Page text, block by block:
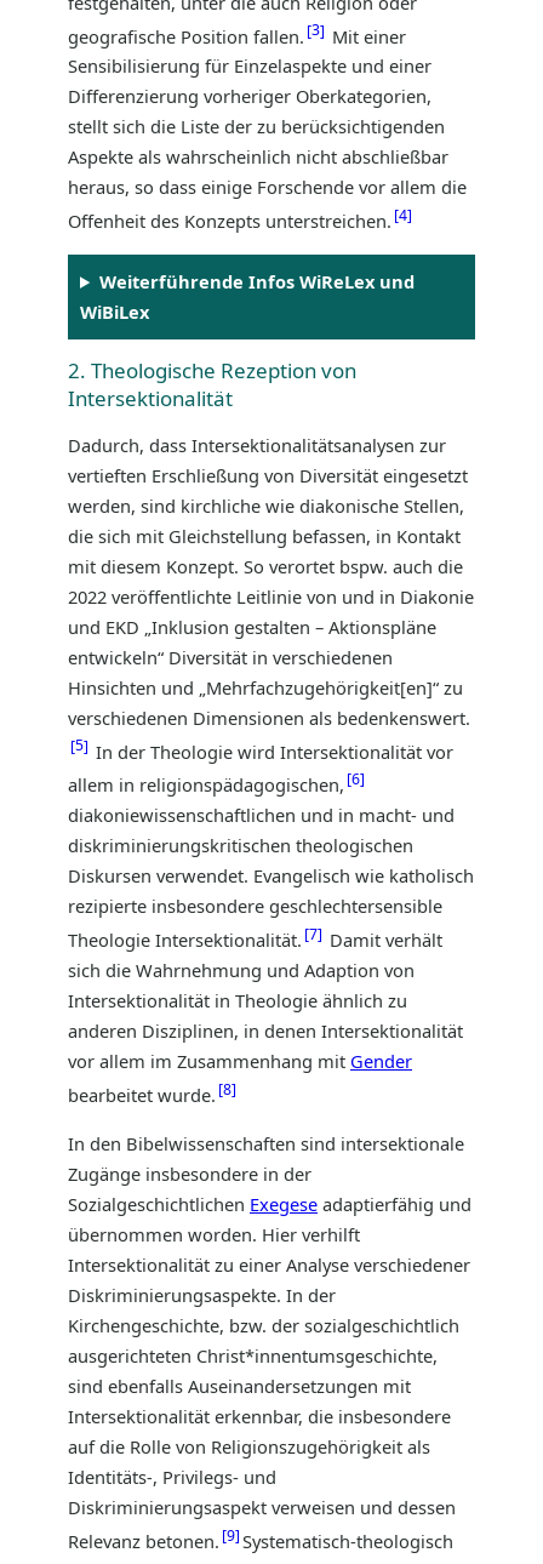
geografische Position fallen. 3
Mit einer
Sensibilisierung für Einzelaspekte und einer
Differenzierung vorheriger Oberkategorien,
stellt sich die Liste der zu berücksichtigenden
Aspekte als wahrscheinlich nicht abschließbar
heraus, so dass einige Forschende vor allem die
Offenheit des Konzepts unterstreichen. 4
Weiterführende Infos WiReLex und
WiBiLex
2. Theologische Rezeption von
Intersektionalität
Dadurch, dass Intersektionalitätsanalysen zur
vertieften Erschließung von Diversität eingesetzt
werden, sind kirchliche wie diakonische Stellen,
die sich mit Gleichstellung befassen, in Kontakt
mit diesem Konzept. So verortet bspw. auch die
2022 veröffentlichte Leitlinie von und in Diakonie
und EKD „Inklusion gestalten – Aktionspläne
entwickeln“ Diversität in verschiedenen
Hinsichten und „Mehrfachzugehörigkeit[en]“ zu
verschiedenen Dimensionen als bedenkenswert.
5 In der Theologie wird Intersektionalität vor
allem in religionspädagogischen, 6
diakoniewissenschaftlichen und in macht- und
diskriminierungskritischen theologischen
Diskursen verwendet. Evangelisch wie katholisch
rezipierte insbesondere geschlechtersensible
Theologie Intersektionalität. 7
Damit verhält
sich die Wahrnehmung und Adaption von
Intersektionalität in Theologie ähnlich zu
anderen Disziplinen, in denen Intersektionalität
vor allem im Zusammenhang mit Gender
bearbeitet wurde. 8
In den Bibelwissenschaften sind intersektionale
Zugänge insbesondere in der
Sozialgeschichtlichen Exegese adaptierfähig und
übernommen worden. Hier verhilft
Intersektionalität zu einer Analyse verschiedener
Diskriminierungsaspekte. In der
Kirchengeschichte, bzw. der sozialgeschichtlich
ausgerichteten Christ*innentumsgeschichte,
sind ebenfalls Auseinandersetzungen mit
Intersektionalität erkennbar, die insbesondere
auf die Rolle von Religionszugehörigkeit als
Identitäts-, Privilegs- und
Diskriminierungsaspekt verweisen und dessen
Relevanz betonen. 9 Systematisch-theologisch